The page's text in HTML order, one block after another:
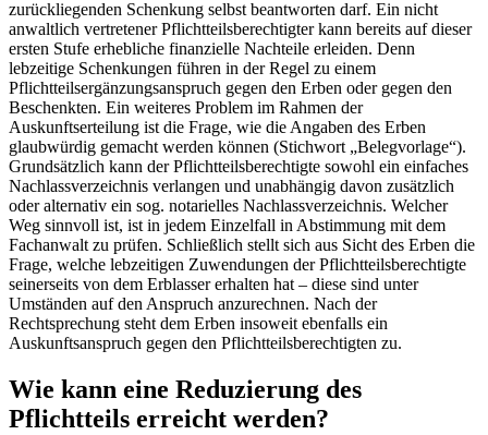
zurückliegenden Schenkung selbst beantworten darf. Ein nicht
anwaltlich vertretener Pflichtteilsberechtigter kann bereits auf dieser
ersten Stufe erhebliche finanzielle Nachteile erleiden. Denn
lebzeitige Schenkungen führen in der Regel zu einem
Pflichtteilsergänzungsanspruch gegen den Erben oder gegen den
Beschenkten. Ein weiteres Problem im Rahmen der
Auskunftserteilung ist die Frage, wie die Angaben des Erben
glaubwürdig gemacht werden können (Stichwort „Belegvorlage“).
Grundsätzlich kann der Pflichtteilsberechtigte sowohl ein einfaches
Nachlassverzeichnis verlangen und unabhängig davon zusätzlich
oder alternativ ein sog. notarielles Nachlassverzeichnis. Welcher
Weg sinnvoll ist, ist in jedem Einzelfall in Abstimmung mit dem
Fachanwalt zu prüfen. Schließlich stellt sich aus Sicht des Erben die
Frage, welche lebzeitigen Zuwendungen der Pflichtteilsberechtigte
seinerseits von dem Erblasser erhalten hat – diese sind unter
Umständen auf den Anspruch anzurechnen. Nach der
Rechtsprechung steht dem Erben insoweit ebenfalls ein
Auskunftsanspruch gegen den Pflichtteilsberechtigten zu.
Wie kann eine Reduzierung des
Pflichtteils erreicht werden?